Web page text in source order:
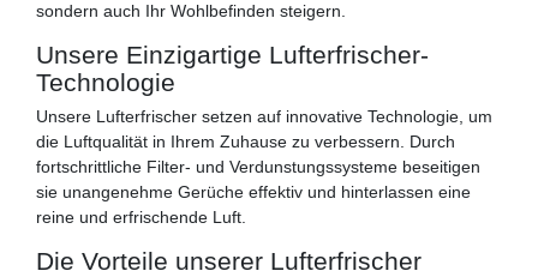
sondern auch Ihr Wohlbefinden steigern.
Unsere Einzigartige Lufterfrischer-
Technologie
Unsere Lufterfrischer setzen auf innovative Technologie, um
die Luftqualität in Ihrem Zuhause zu verbessern. Durch
fortschrittliche Filter- und Verdunstungssysteme beseitigen
sie unangenehme Gerüche effektiv und hinterlassen eine
reine und erfrischende Luft.
Die Vorteile unserer Lufterfrischer